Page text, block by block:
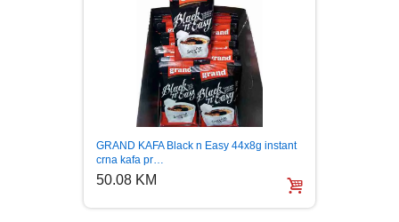
PUBLICISTIKA
PUTOPISI
STRIP
TEORIJE ZAVERE
TINEJDŽ
GRAND KAFA Black n Easy 44x8g instant
crna kafa pr…
50.08 KM